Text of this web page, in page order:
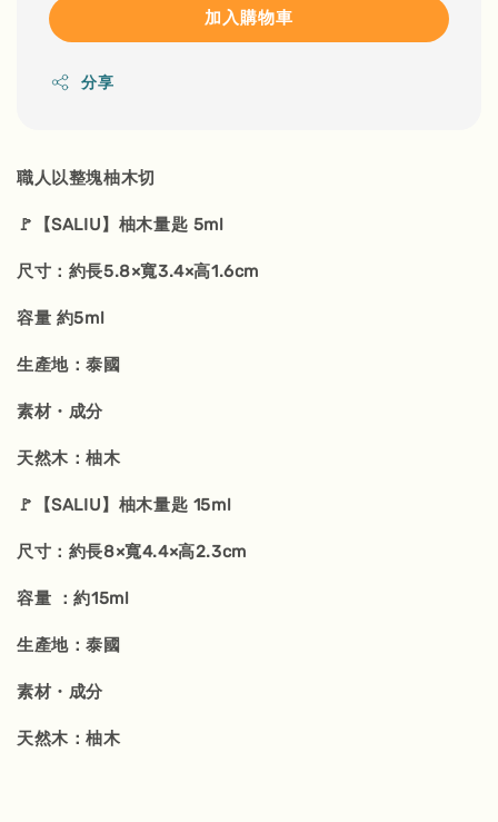
加入購物車
分享
職人以整塊柚木切
🚩【SALIU】柚木量匙 5ml
尺寸：約長5.8×寬3.4×高1.6cm
容量 約5ml
生產地：泰國
素材・成分
天然木：柚木
🚩【SALIU】柚木量匙 15ml
尺寸：約長8×寬4.4×高2.3cm
容量 ：約15ml
生產地：泰國
素材・成分
天然木：柚木